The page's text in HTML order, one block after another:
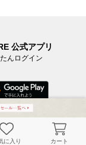
公式アプリ
んログイン
に入り カート